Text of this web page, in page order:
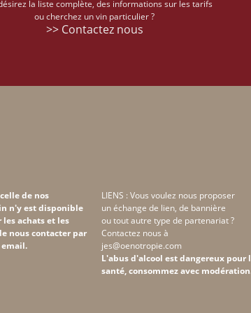
la liste complète, des informations sur les tarifs
ou cherchez un vin particulier ?
>> Contactez nous
de nos
n'y est disponible
les achats et les
nous contacter par
LIENS : Vous voulez nous proposer
un échange de lien, de bannière
ou tout autre type de partenariat ?
Contactez nous à
jes@oenotropie.com
L'abus d'alcool est dangereux pour
santé, consommez avec